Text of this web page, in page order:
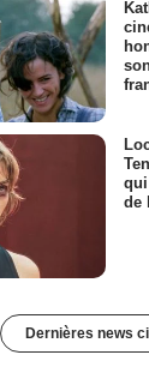
de
Dernières news